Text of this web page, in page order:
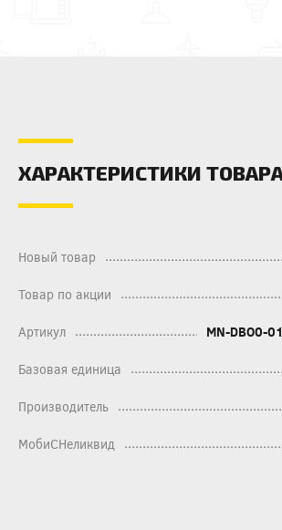
ХАРАКТЕРИСТИКИ
Новый товар
Товар по акции
Артикул MN-DBO0-
Базовая единица
Производитель
МобиСНеликвид